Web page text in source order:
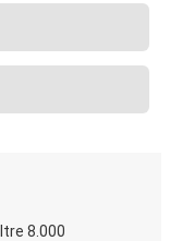
8.000